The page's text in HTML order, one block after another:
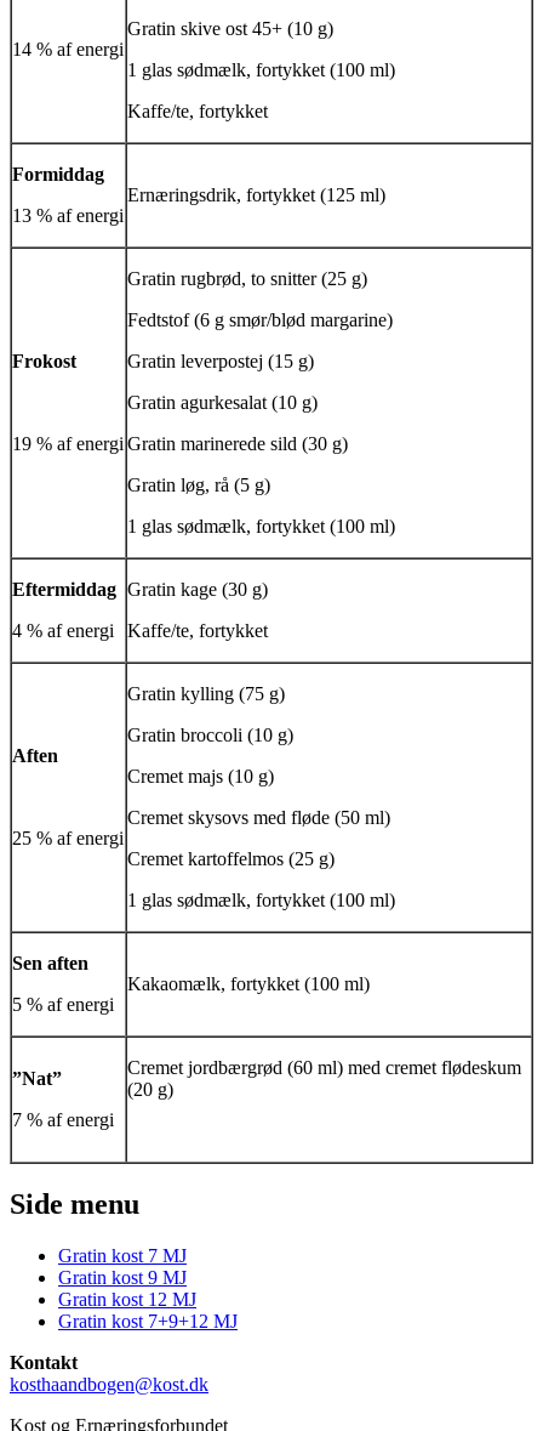
14 % af energi
Gratin skive ost 45+ (10 g)
1 glas sødmælk, fortykket (100 ml)
Kaffe/te, fortykket
Formiddag
13 % af energi
Ernæringsdrik, fortykket (125 ml)
Frokost
19 % af energi
Gratin rugbrød, to snitter (25 g)
Fedtstof (6 g smør/blød margarine)
Gratin leverpostej (15 g)
Gratin agurkesalat (10 g)
Gratin marinerede sild (30 g)
Gratin løg, rå (5 g)
1 glas sødmælk, fortykket (100 ml)
Eftermiddag
4 % af energi
Gratin kage (30 g)
Kaffe/te, fortykket
Aften
25 % af energi
Gratin kylling (75 g)
Gratin broccoli (10 g)
Cremet majs (10 g)
Cremet skysovs med fløde (50 ml)
Cremet kartoffelmos (25 g)
1 glas sødmælk, fortykket (100 ml)
Sen aften
5 % af energi
Kakaomælk, fortykket (100 ml)
”Nat”
7 % af energi
Cremet jordbærgrød (60 ml) med cremet flødeskum
(20 g)
Side menu
Gratin kost 7 MJ
Gratin kost 9 MJ
Gratin kost 12 MJ
Gratin kost 7+9+12 MJ
Kontakt
kosthaandbogen@kost.dk
Kost og Ernæringsforbundet